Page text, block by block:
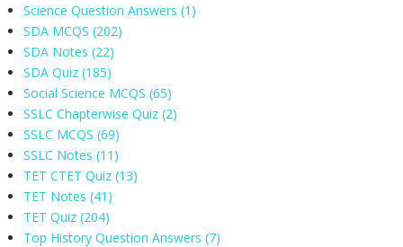
Science Question Answers(1)
SDA MCQS(202)
SDA Notes(22)
SDA Quiz(185)
Social Science MCQS(65)
SSLC Chapterwise Quiz(2)
SSLC MCQS(69)
SSLC Notes(11)
TET CTET Quiz(13)
TET Notes(41)
TET Quiz(204)
Top History Question Answers(7)